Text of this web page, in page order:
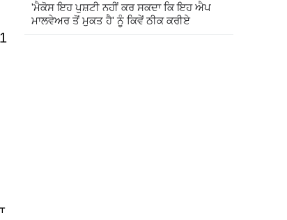
'ਮੈਕੋਸ ਇਹ ਪੁਸ਼ਟੀ ਨਹੀਂ ਕਰ ਸਕਦਾ ਕਿ ਇਹ ਐਪ
ਮਾਲਵੇਅਰ ਤੋਂ ਮੁਕਤ ਹੈ' ਨੂੰ ਕਿਵੇਂ ਠੀਕ ਕਰੀਏ